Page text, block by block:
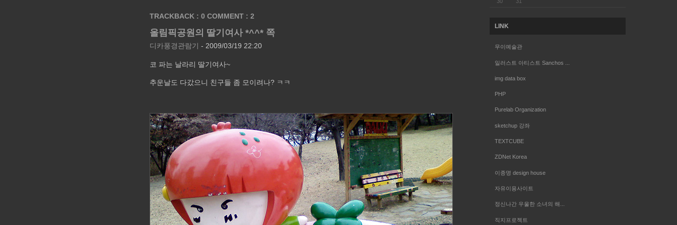
LINK
무이예술관
일러스트 아티스트 Sanchos ...
img data box
PHP
Purelab Organization
sketchup 강좌
TEXTCUBE
ZDNet Korea
이종명 design house
자유이용사이트
정신나간 우울한 소녀의 해...
직지프로젝트
TRACKBACK : 0 COMMENT : 2
올림픽공원의 딸기여사 *^^* 쪽
디카풍경관람기 - 2009/03/19 22:20
코 파는 날라리 딸기여사~
추운날도 다갔으니 친구들 좀 모이려나? ㅋㅋ